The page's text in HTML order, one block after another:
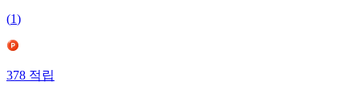
(1)
378 적립